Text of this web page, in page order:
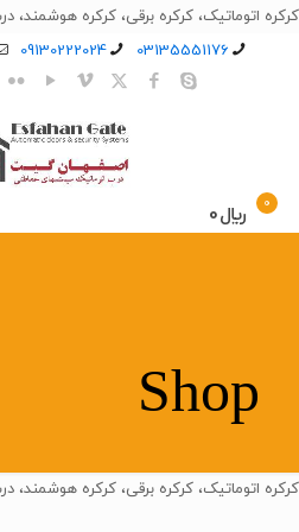
کرکره اتوماتیک، کرکره برقی، کرکره هوشمند،
03135551176
09130222024
0 ﷼0
Shop
کرکره اتوماتیک، کرکره برقی، کرکره هوشمند،